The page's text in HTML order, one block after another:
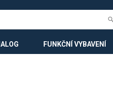
FUNKČNÍ VYBAVENÍ